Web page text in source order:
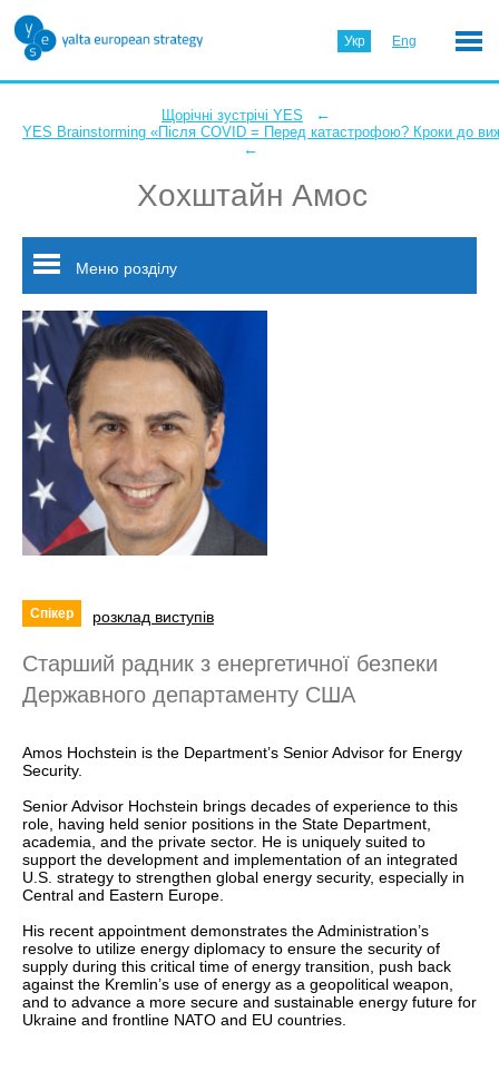
Укр Eng
Щорічні зустрічі YES ←
YES Brainstorming «Після COVID = Перед катастрофою? Кроки до
←
Хохштайн Амос
Меню розділу
Спікер розклад виступів
Старший радник з енергетичної безпеки
Державного департаменту США
Amos Hochstein is the Department’s Senior Advisor for Energy
Security.
Senior Advisor Hochstein brings decades of experience to this
role, having held senior positions in the State Department,
academia, and the private sector. He is uniquely suited to
support the development and implementation of an integrated
U.S. strategy to strengthen global energy security, especially in
Central and Eastern Europe.
His recent appointment demonstrates the Administration’s
resolve to utilize energy diplomacy to ensure the security of
supply during this critical time of energy transition, push back
against the Kremlin’s use of energy as a geopolitical weapon,
and to advance a more secure and sustainable energy future for
Ukraine and frontline NATO and EU countries.